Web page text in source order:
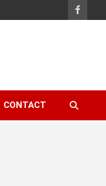
CONTACT